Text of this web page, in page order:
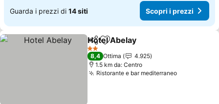
Guarda i prezzi di 14 siti Scopri i prezzi
CondividiAggiungi ai preferiti
Hotel Abelay
2 Stelle
8,4 Ottima
4.925
1.5 km da: Centro
Ristorante e bar mediterraneoScopri i